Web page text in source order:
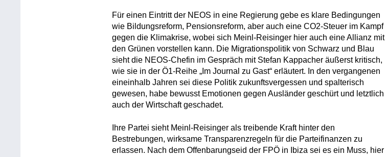
Für einen Eintritt der NEOS in eine Regierung gebe es klare Bedingungen
wie Bildungsreform, Pensionsreform, aber auch eine CO2-Steuer im Kampf
gegen die Klimakrise, wobei sich Meinl-Reisinger hier auch eine Allianz mit
den Grünen vorstellen kann. Die Migrationspolitik von Schwarz und Blau
sieht die NEOS-Chefin im Gespräch mit Stefan Kappacher äußerst kritisch,
wie sie in der Ö1-Reihe „Im Journal zu Gast“ erläutert. In den vergangenen
eineinhalb Jahren sei diese Politik zukunftsvergessen und spalterisch
gewesen, habe bewusst Emotionen gegen Ausländer geschürt und letztlich
auch der Wirtschaft geschadet.
Ihre Partei sieht Meinl-Reisinger als treibende Kraft hinter den
Bestrebungen, wirksame Transparenzregeln für die Parteifinanzen zu
erlassen. Nach dem Offenbarungseid der FPÖ in Ibiza sei es ein Muss, hier